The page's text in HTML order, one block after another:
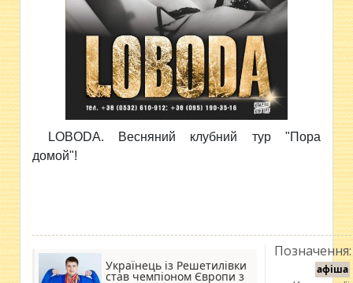
LOBODA. Весняний клубний тур "Пора
домой"!
Українець із Решетилівки
став чемпіоном Європи з
Позначення:
афіша